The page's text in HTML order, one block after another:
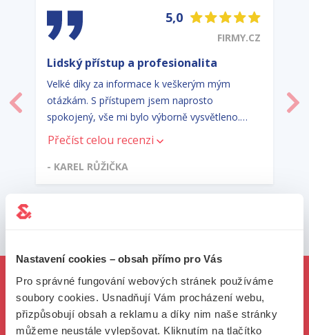
Nastavení cookies – obsah přímo pro Vás
Pro správné fungování webových stránek používáme
soubory cookies. Usnadňují Vám procházení webu,
přizpůsobují obsah a reklamu a díky nim naše stránky
můžeme neustále vylepšovat. Kliknutím na tlačítko
5,0
FIRMY.CZ
Lidský přístup a profesionalita
Velké díky za informace k veškerým mým
otázkám. S přístupem jsem naprosto
spokojený, vše mi bylo výborně vysvětleno.
Lidský přístup, profesionalita. Tak bych
Přečíst celou recenzi
- KAREL RŮŽIČKA
Předchozí
ČÍSLA, KTERÁ SE MĚNÍ